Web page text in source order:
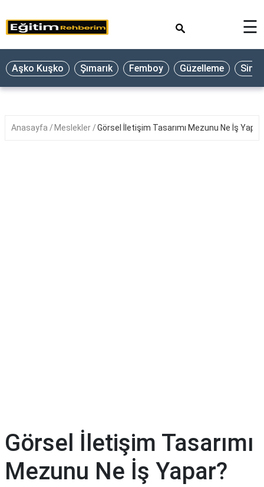
☰
Aşko Kuşko Şımarık Femboy Güzelleme
Anasayfa Meslekler Görsel İletişim Tasarımı Mezunu Ne İş
Görsel İletişim Tasarımı
Mezunu Ne İş Yapar?